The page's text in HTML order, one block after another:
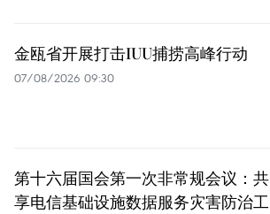
金瓯省开展打击IUU捕捞高峰行动
07/08/2026 09:30
第十六届国会第一次非常规会议：共
享电信基础设施数据服务灾害防治工